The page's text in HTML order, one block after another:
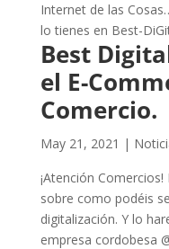
Internet de las
lo tienes en Best-
Best
el E-
Comercio.
May 21, 2021 |
¡Atención
sobre como podéis
digitalización. Y lo
empresa cordobesa